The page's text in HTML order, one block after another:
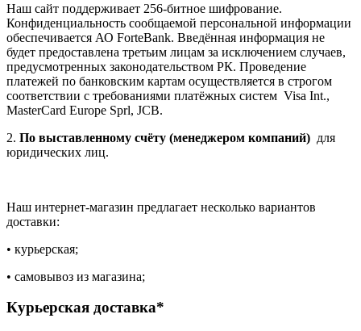
Наш сайт поддерживает 256-битное шифрование.
Конфиденциальность сообщаемой персональной информации
обеспечивается АО ForteBank. Введённая информация не
будет предоставлена третьим лицам за исключением случаев,
предусмотренных законодательством РК. Проведение
платежей по банковским картам осуществляется в строгом
соответствии с требованиями платёжных систем Visa Int.,
MasterCard Europe Sprl, JCB.
2. По выставленному счёту (менеджером компаний) для
юридических лиц.
Наш интернет-магазин предлагает несколько вариантов
доставки:
• курьерская;
• самовывоз из магазина;
Курьерская доставка*